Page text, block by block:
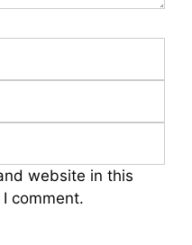
website in this
comment.